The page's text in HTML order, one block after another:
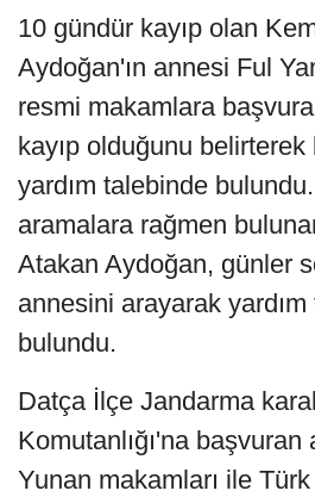
10 gündür kayıp olan
Aydoğan'ın annesi Ful
resmi makamlara
kayıp olduğunu belirterek
yardım talebinde
aramalara rağmen
Atakan Aydoğan, günler
annesini arayarak
bulundu.
Datça İlçe Jandarma
Komutanlığı'na
Yunan makamları ile